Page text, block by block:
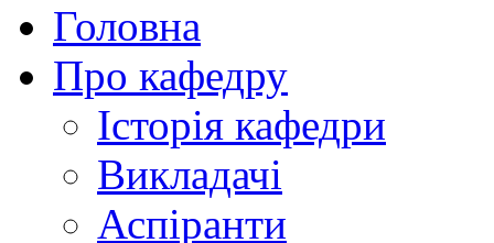
Головна
Про кафедру
Історія кафедри
Викладачі
Аспіранти